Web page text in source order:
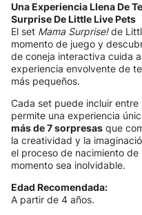
Una Experiencia Llena De
Surprise De Little Live Pets
El set Mama Surprise!de
momento de juego y
de coneja interactiva cuida
experiencia envolvente de
más pequeños.
Cada set puede incluir entre
permite una experiencia
más de 7 sorpresas que
la creatividad y la
el proceso de nacimiento
momento sea inolvidable.
Edad Recomendada:
A partir de 4 años.